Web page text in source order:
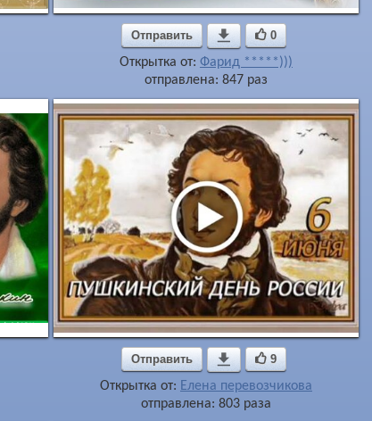
Отправить  0
Открытка от: Фарид *****)))
отправлена: 847 раз
Отправить  9
Открытка от: Елена перевозчикова
отправлена: 803 раза